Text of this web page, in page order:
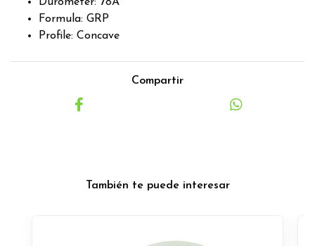
Formula: GRP
Profile: Concave
Compartir
También te puede interesar